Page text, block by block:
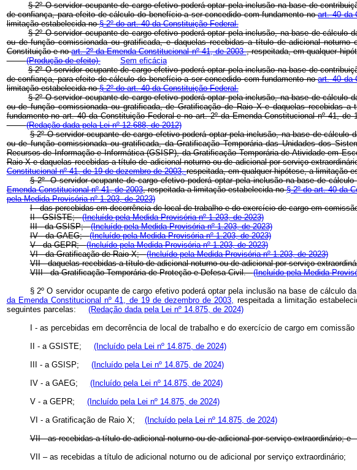
§ 2º O servidor ocupante de cargo efetivo poderá optar pela inclusão na base de
de confiança, para efeito de cálculo do benefício a ser concedido com fundamento noart. 40 da
limitação estabelecida no§ 2º do art. 40 da Constituição Federal.
§ 2º O servidor ocupante de cargo efetivo poderá optar pela inclusão, na base de
ou de função comissionada ou gratificada, e daquelas recebidas a título de adicional
Constituição e noart. 2º da Emenda Constitucional nº 41, de 2003, respeitada, em qualquer
(Produção de efeito)
Sem eficácia
§ 2º O servidor ocupante de cargo efetivo poderá optar pela inclusão na base de
de confiança, para efeito de cálculo do benefício a ser concedido com fundamento noart. 40 da
limitação estabelecida no§ 2º do art. 40 da Constituição Federal.
§ 2º O servidor ocupante de cargo efetivo poderá optar pela inclusão, na base de
ou de função comissionada ou gratificada, de Gratificação de Raio X e daquelas recebidas
fundamento no art. 40 da Constituição Federal e no art. 2º da Emenda Constitucional nº 41,
(Redação dada pela Lei nº 12.688, de 2012)
§ 2º O servidor ocupante de cargo efetivo poderá optar pela inclusão, na base de
ou de função comissionada ou gratificada, da Gratificação Temporária das Unidades dos
Recursos de Informação e Informática (GSISP), da Gratificação Temporária de Atividade em
Raio X e daquelas recebidas a título de adicional noturno ou de adicional por serviço
Constitucional nº 41, de 19 de dezembro de 2003,respeitada, em qualquer hipótese, a limitação
§ 2º O servidor ocupante de cargo efetivo poderá optar pela inclusão na base de
Emenda Constitucional nº 41, de 2003, respeitada a limitação estabelecida no§ 2º do art. 40 da
pela Medida Provisória nº 1.203, de 2023)
I - das percebidas em decorrência de local de trabalho e do exercício de cargo em
II - GSISTE;(Incluído pela Medida Provisória nº 1.203, de 2023)
III - da GSISP;(Incluído pela Medida Provisória nº 1.203, de 2023)
IV - da GAEG;(Incluído pela Medida Provisória nº 1.203, de 2023)
V - da GEPR;(Incluído pela Medida Provisória nº 1.203, de 2023)
VI - da Gratificação de Raio X;(Incluído pela Medida Provisória nº 1.203, de 2023)
VII - daquelas recebidas a título de adicional noturno ou de adicional por serviço
VIII - da Gratificação Temporária de Proteção e Defesa Civil.(Incluído pela Medida
§ 2º O servidor ocupante de cargo efetivo poderá optar pela inclusão na base de
da Emenda Constitucional nº 41, de 19 de dezembro de 2003, respeitada a limitação
seguintes parcelas: (Redação dada pela Lei nº 14.875, de 2024)
I - as percebidas em decorrência de local de trabalho e do exercício de cargo em
II - a GSISTE; (Incluído pela Lei nº 14.875, de 2024)
III - a GSISP; (Incluído pela Lei nº 14.875, de 2024)
IV - a GAEG; (Incluído pela Lei nº 14.875, de 2024)
V - a GEPR; (Incluído pela Lei nº 14.875, de 2024)
VI - a Gratificação de Raio X; (Incluído pela Lei nº 14.875, de 2024)
VII - as recebidas a título de adicional noturno ou de adicional por serviço extraordinário;
VII – as recebidas a título de adicional noturno ou de adicional por serviço extraordinário;